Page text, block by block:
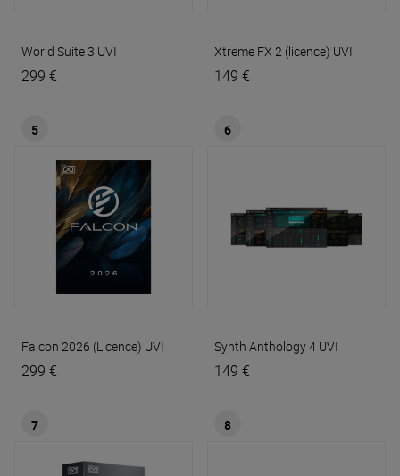
World Suite 3 UVI
299 €
Xtreme FX 2 (licence) UVI
149 €
5
Falcon 2026 (Licence) UVI
299 €
6
Synth Anthology 4 UVI
149 €
7 8